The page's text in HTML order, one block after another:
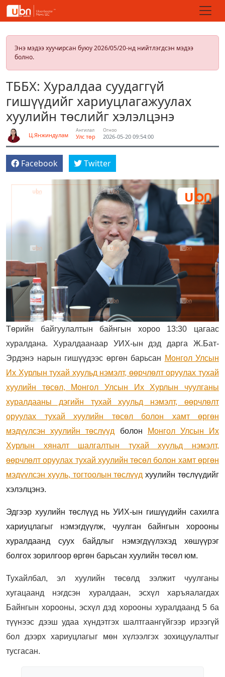
Энэ мэдээ хуучирсан буюу 2026/05/20-нд нийтлэгдсэн мэдээ
болно.
ТББХ: Хуралдаа суудаггүй
гишүүдийг хариуцлагажуулах
хуулийн төслийг хэлэлцэнэ
Ц.Янжиндулам
Ангилал
Улс төр
Огноо
2026-05-20 09:54:00
Facebook Twitter
Төрийн байгуулалтын байнгын хороо 13:30 цагаас
хуралдана. Хуралдаанаар УИХ-ын дэд дарга Ж.Бат-
Эрдэнэ нарын гишүүдээс өргөн барьсан Монгол Улсын
Их Хурлын тухай хуульд нэмэлт, өөрчлөлт оруулах тухай
хуулийн төсөл, Монгол Улсын Их Хурлын чуулганы
хуралдааны дэгийн тухай хуульд нэмэлт, өөрчлөлт
оруулах тухай хуулийн төсөл болон хамт өргөн
мэдүүлсэн хуулийн төслүүд болон
Монгол Улсын Их
Хурлын хяналт шалгалтын тухай хуульд нэмэлт,
өөрчлөлт оруулах тухай хуулийн төсөл болон хамт өргөн
мэдүүлсэн хууль, тогтоолын төслүүд хуулийн төслүүдийг
хэлэлцэнэ.
Эдгээр хуулийн төслүүд нь УИХ-ын гишүүдийн сахилга
хариуцлагыг нэмэгдүүлж, чуулган байнгын хорооны
хуралдаанд суух байдлыг нэмэгдүүлэхэд хөшүүрэг
болгох зорилгоор өргөн барьсан хуулийн төсөл юм.
Тухайлбал, эл хуулийн төсөлд ээлжит чуулганы
хугацаанд нэгдсэн хуралдаан, эсхүл харъяалагдах
Байнгын хорооны, эсхүл дэд хорооны хуралдаанд 5 ба
түүнээс дээш удаа хүндэтгэх шалтгаангүйгээр ирээгүй
бол дээрх хариуцлагыг мөн хүлээлгэх зохицуулалтыг
тусгасан.